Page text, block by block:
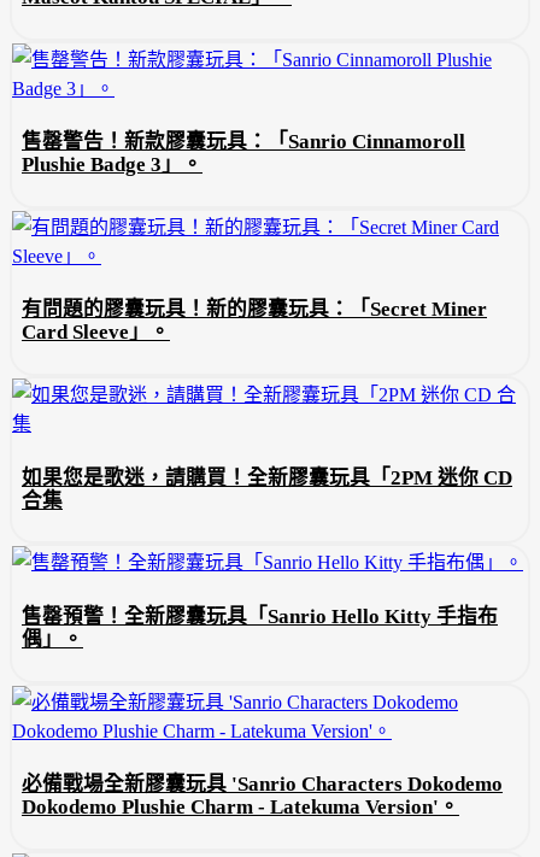
售罄警告！新款膠囊玩具：「Sanrio Cinnamoroll
Plushie Badge 3」。
有問題的膠囊玩具！新的膠囊玩具：「Secret Miner
Card Sleeve」。
如果您是歌迷，請購買！全新膠囊玩具「2PM 迷你 CD
合集
售罄預警！全新膠囊玩具「Sanrio Hello Kitty 手指布
偶」。
必備戰場全新膠囊玩具 'Sanrio Characters Dokodemo
Dokodemo Plushie Charm - Latekuma Version'。